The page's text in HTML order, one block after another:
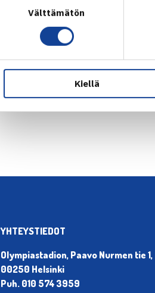
Välttämätön
Kiellä
← Edellinen
YHTEYSTIEDOT
Olympiastadion, Paavo Nurmen tie 1,
00250 Helsinki
Puh. 010 574 3959